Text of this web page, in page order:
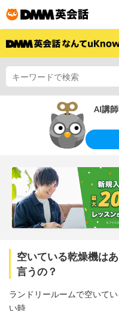
AI講
空いている乾燥機は
言うの？
ランドリールームで空いて
い時